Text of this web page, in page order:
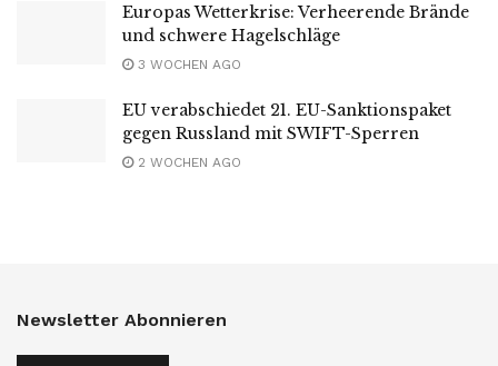
Europas Wetterkrise: Verheerende Brände
und schwere Hagelschläge
3 WOCHEN AGO
EU verabschiedet 21. EU-Sanktionspaket
gegen Russland mit SWIFT-Sperren
2 WOCHEN AGO
Newsletter Abonnieren